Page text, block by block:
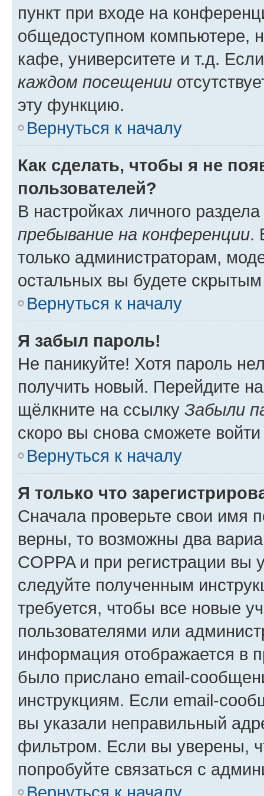
пункт при входе на
общедоступном компьютере,
кафе, университете и т.д.
каждом посещении
эту функцию.
Вернуться к началу
Как сделать, чтобы я не
пользователей?
В настройках личного
пребывание на конференции.
только администраторам,
остальных вы будете
Вернуться к началу
Я забыл пароль!
Не паникуйте! Хотя пароль
получить новый. Перейдите
щёлкните на ссылку Забыли
скоро вы снова сможете
Вернуться к началу
Я только что
Сначала проверьте свои имя
верны, то возможны два
COPPA и при регистрации вы
следуйте полученным
требуется, чтобы все новые
пользователями или
информация отображается в
было прислано email-
инструкциям. Если email-
вы указали неправильный
фильтром. Если вы уверены,
попробуйте связаться с
Вернуться к началу